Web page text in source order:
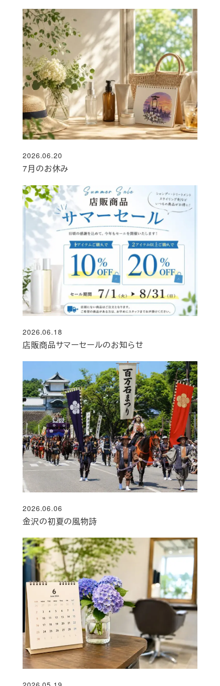
7月のお休み
投稿日
2026.06.20
店販商品サマーセールのお知らせ
投稿日
2026.06.18
金沢の初夏の風物詩
投稿日
2026.06.06